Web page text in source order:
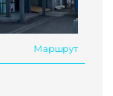
Маршрут